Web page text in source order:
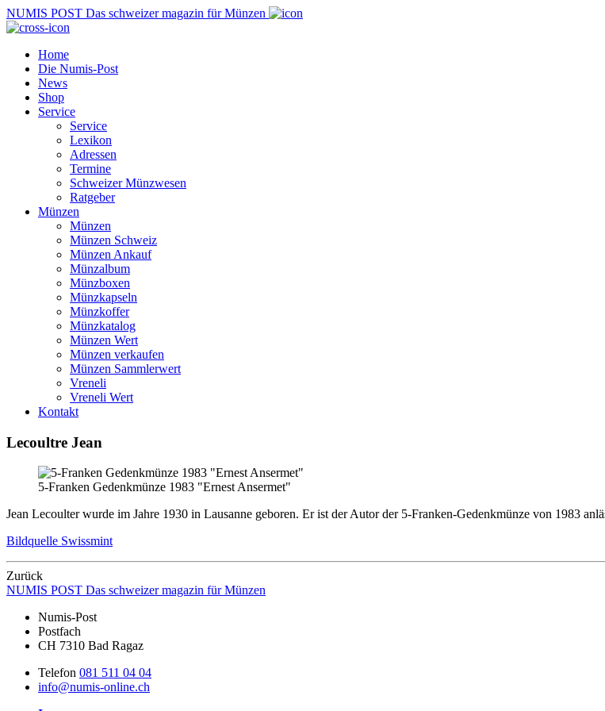
NUMIS POST Das schweizer magazin für Münzen
Home
Die Numis-Post
News
Shop
Service
Service
Lexikon
Adressen
Termine
Schweizer Münzwesen
Ratgeber
Münzen
Münzen
Münzen Schweiz
Münzen Ankauf
Münzalbum
Münzboxen
Münzkapseln
Münzkoffer
Münzkatalog
Münzen Wert
Münzen verkaufen
Münzen Sammlerwert
Vreneli
Vreneli Wert
Kontakt
Lecoultre Jean
5-Franken Gedenkmünze 1983 "Ernest Ansermet"
Jean Lecoulter wurde im Jahre 1930 in Lausanne geboren. Er ist der Autor der 5-Franken-Gedenkmünze von 1983
Bildquelle Swissmint
Zurück
NUMIS POST Das schweizer magazin für Münzen
Numis-Post
Postfach
CH 7310 Bad Ragaz
Telefon 081 511 04 04
info@numis-online.ch